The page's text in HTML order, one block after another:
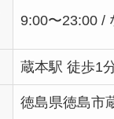
9:00〜23:00 /
蔵本駅 徒歩1
徳島県徳島市